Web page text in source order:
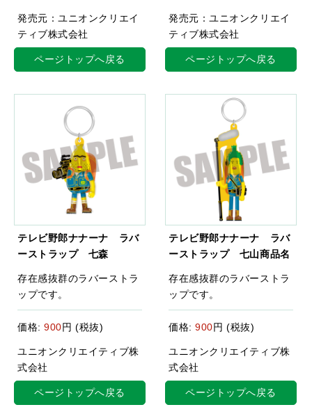
発売元：ユニオンクリエイ
ティブ株式会社
ページトップへ戻る
発売元：ユニオンクリエイ
ティブ株式会社
ページトップへ戻る
テレビ野郎ナナーナ ラバ
ーストラップ 七森
存在感抜群のラバーストラ
ップです。
価格:900円 (税抜)
ユニオンクリエイティブ株
式会社
ページトップへ戻る
テレビ野郎ナナーナ ラバ
ーストラップ 七山商品名
存在感抜群のラバーストラ
ップです。
価格:900円 (税抜)
ユニオンクリエイティブ株
式会社
ページトップへ戻る